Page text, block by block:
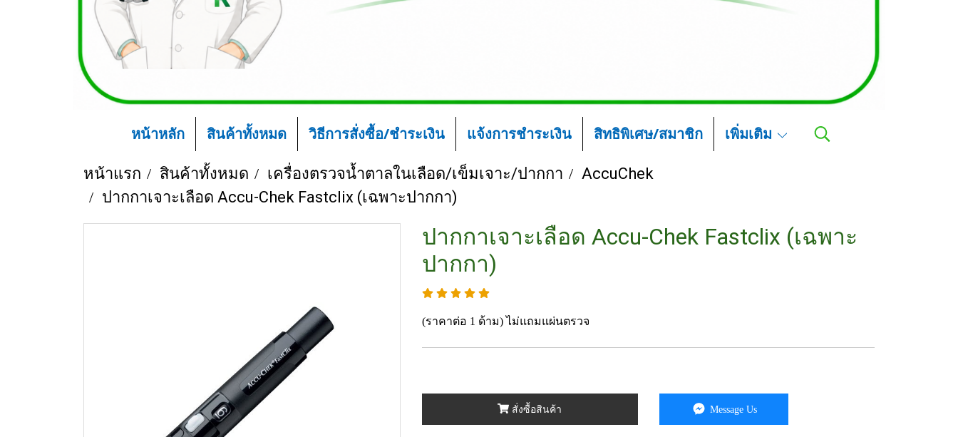
หน้าหลัก สินค้าทั้งหมด วิธีการสั่งซื้อ/ชำระเงิน แจ้งการชำระเงิน สิทธิพิเศษ/สมาชิก เพิ่มเติม
หน้าแรก สินค้าทั้งหมด เครื่องตรวจน้ำตาลในเลือด/เข็มเจาะ/ปากกา
AccuChek
ปากกาเจาะเลือด Accu-Chek Fastclix (เฉพาะปากกา)
ปากกาเจาะเลือด Accu-Chek Fastclix (เฉพาะ
ปากกา)
(ราคาต่อ 1 ด้าม) ไม่แถมแผ่นตรวจ
สั่งซื้อสินค้า Message Us